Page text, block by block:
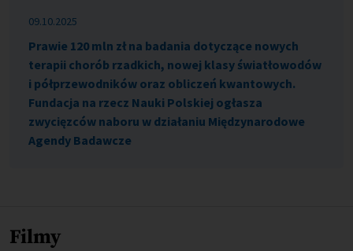
09.10.2025
Prawie 120 mln zł na badania dotyczące nowych
terapii chorób rzadkich, nowej klasy światłowodów
i półprzewodników oraz obliczeń kwantowych.
Fundacja na rzecz Nauki Polskiej ogłasza
zwycięzców naboru w działaniu Międzynarodowe
Agendy Badawcze
Filmy